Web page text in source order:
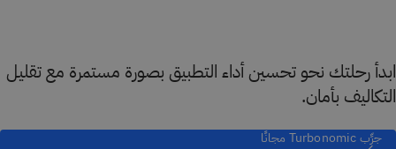
ابدأ رحلتك نحو تحسين أداء التطبيق بصورة مستمرة مع تقليل
التكاليف بأمان.
جرِّب Turbonomic مجانًا